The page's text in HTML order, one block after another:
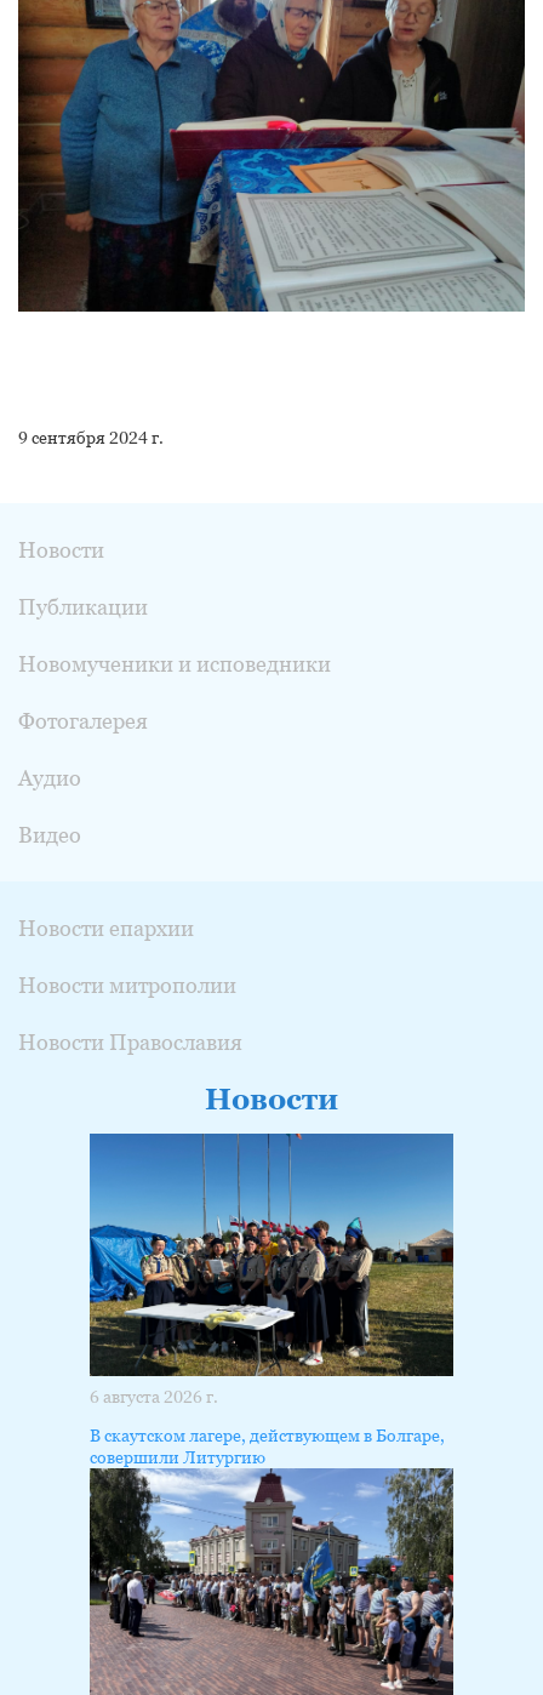
9 сентября 2024 г.
Новости
Публикации
Новомученики и исповедники
Фотогалерея
Аудио
Видео
Новости епархии
Новости митрополии
Новости Православия
Новости
6 августа 2026 г.
В скаутском лагере, действующем в Болгаре,
совершили Литургию